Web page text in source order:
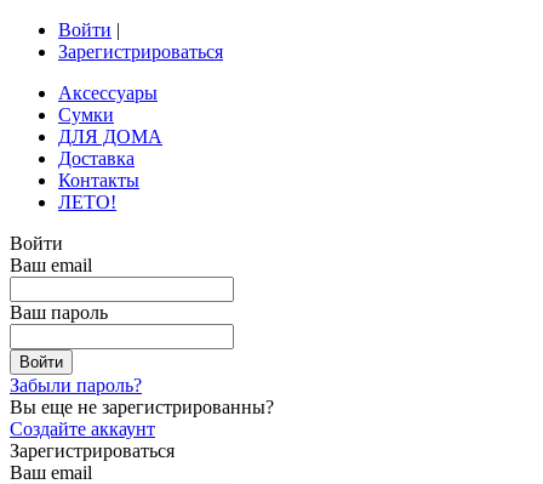
Войти |
Зарегистрироваться
Аксессуары
Сумки
ДЛЯ ДОМА
Доставка
Контакты
ЛЕТО!
Войти
Ваш email
Ваш пароль
Забыли пароль?
Вы еще не зарегистрированны?
Создайте аккаунт
Зарегистрироваться
Ваш email